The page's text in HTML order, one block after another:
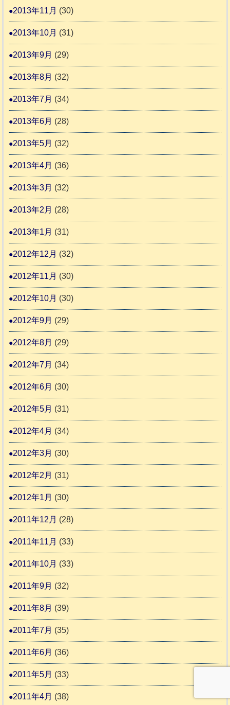
2013年11月 (30)
2013年10月 (31)
2013年9月 (29)
2013年8月 (32)
2013年7月 (34)
2013年6月 (28)
2013年5月 (32)
2013年4月 (36)
2013年3月 (32)
2013年2月 (28)
2013年1月 (31)
2012年12月 (32)
2012年11月 (30)
2012年10月 (30)
2012年9月 (29)
2012年8月 (29)
2012年7月 (34)
2012年6月 (30)
2012年5月 (31)
2012年4月 (34)
2012年3月 (30)
2012年2月 (31)
2012年1月 (30)
2011年12月 (28)
2011年11月 (33)
2011年10月 (33)
2011年9月 (32)
2011年8月 (39)
2011年7月 (35)
2011年6月 (36)
2011年5月 (33)
2011年4月 (38)